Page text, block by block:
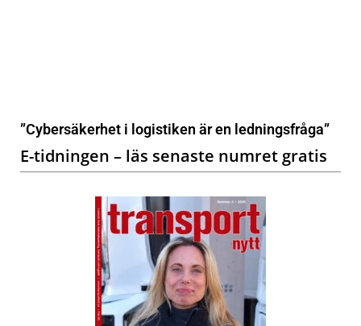
”Cybersäkerhet i logistiken är en ledningsfråga”
E-tidningen – läs senaste numret gratis